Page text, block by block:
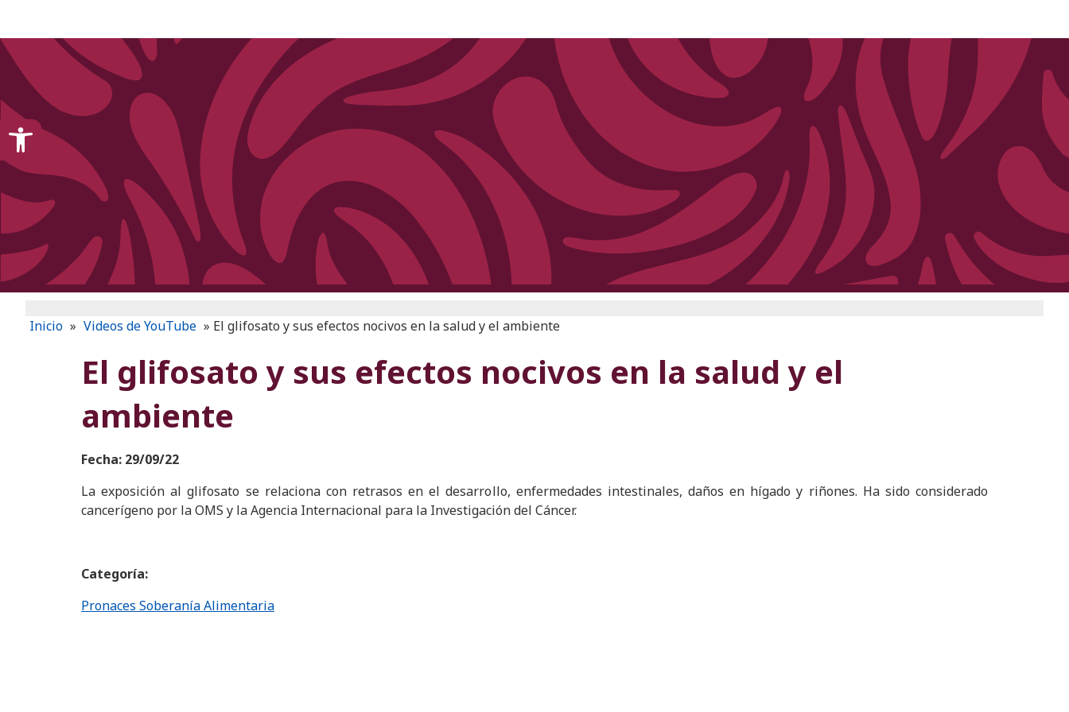
Inicio » Videos de YouTube » El glifosato y sus efectos nocivos en la salud y el ambiente
El glifosato y sus efectos nocivos en la salud y el
ambiente
Fecha: 29/09/22
La exposición al glifosato se relaciona con retrasos en el desarrollo, enfermedades intestinales, daños en hígado y riñones. Ha sido considerado
cancerígeno por la OMS y la Agencia Internacional para la Investigación del Cáncer.
Categoría:
Pronaces Soberanía Alimentaria
Open toolbar